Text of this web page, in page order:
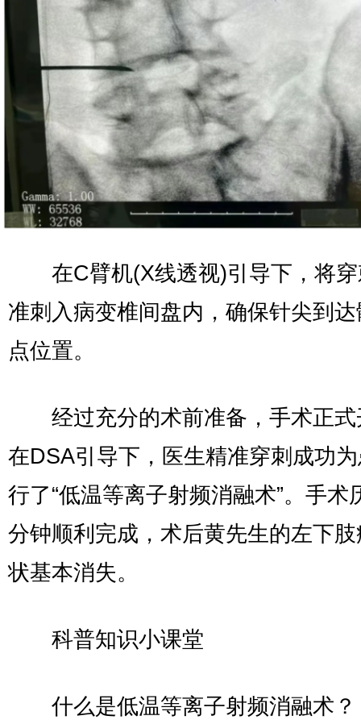
在C臂机(X线透视)引导下，将穿
准刺入病变椎间盘内，确保针尖到
点位置。
经过充分的术前准备，手术正式
在DSA引导下，医生精准穿刺成功
行了“低温等离子射频消融术”。手术
分钟顺利完成，术后黄先生的左下
状基本消失。
科普知识小课堂
什么是低温等离子射频消融术？